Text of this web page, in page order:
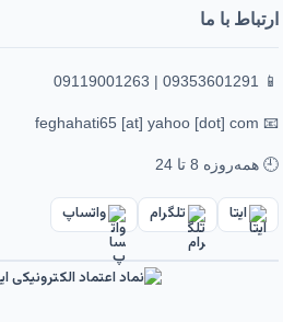
ارتباط با ما
📱 09353601291 | 09119001263
📧 feghahati65 [at] yahoo [dot] com
🕘 همه‌روزه 8 تا 24
ایتا تلگرام واتساپ